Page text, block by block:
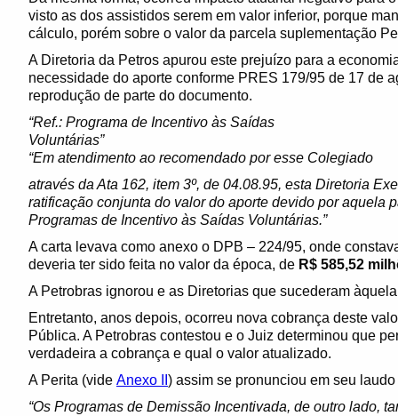
visto as dos assistidos serem em valor inferior, porque
cálculo, porém sobre o valor da parcela suplementação
A Diretoria da Petros apurou este prejuízo para a
necessidade do aporte conforme PRES 179/95 de 17 de
reprodução de parte do documento.
“Ref.: Programa de Incentivo às Saídas
Voluntárias”
“Em atendimento ao recomendado por esse Colegiado
através da Ata 162, item 3º, de 04.08.95, esta Diretoria
ratificação conjunta do valor do aporte devido por aquela
Programas de Incentivo às Saídas Voluntárias.”
A carta levava como anexo o DPB – 224/95, onde
deveria ter sido feita no valor da época, de R$ 585,52
A Petrobras ignorou e as Diretorias que sucederam
Entretanto, anos depois, ocorreu nova cobrança deste
Pública. A Petrobras contestou e o Juiz determinou que
verdadeira a cobrança e qual o valor atualizado.
A Perita (vide Anexo II ) assim se pronunciou em seu
“Os Programas de Demissão Incentivada, de outro lado,